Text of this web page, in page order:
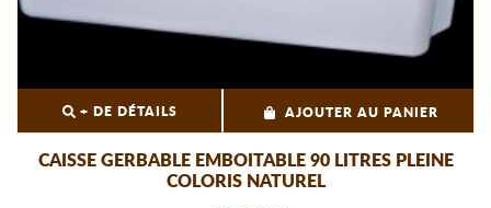
+ DE DÉTAILS AJOUTER AU PANIER
CAISSE GERBABLE EMBOITABLE 90 LITRES PLEINE
COLORIS NATUREL